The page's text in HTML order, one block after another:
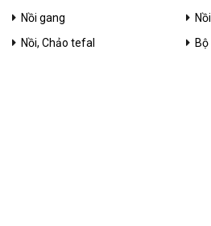
Nồi gang
Nồi, Chảo tefal